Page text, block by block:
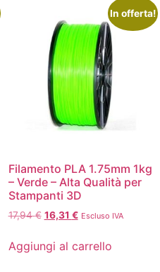
In offerta!
Filamento PLA 1.75mm 1kg
– Verde – Alta Qualità per
Stampanti 3D
17,94€ 16,31 € Escluso IVA
Aggiungi al carrello